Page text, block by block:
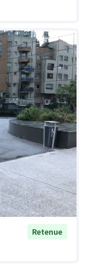
Retenue